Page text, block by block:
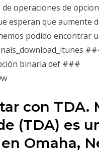
operaciones de
esperan que aumente
podido encontrar
binaria def ###
con TDA.
(TDA) es
Omaha,